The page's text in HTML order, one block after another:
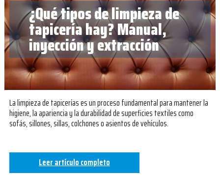
¿Qué tipos de limpieza de
tapicería hay? Manual,
inyección y extracción
La limpieza de tapicerías es un proceso fundamental para mantener la
higiene, la apariencia y la durabilidad de superficies textiles como
sofás, sillones, sillas, colchones o asientos de vehículos.
Leer artículo completo